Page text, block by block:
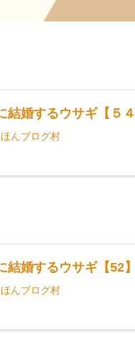
結婚するウサギ【５４
んブログ村
結婚するウサギ【52】
んブログ村